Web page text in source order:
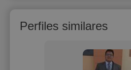
Perfiles similares